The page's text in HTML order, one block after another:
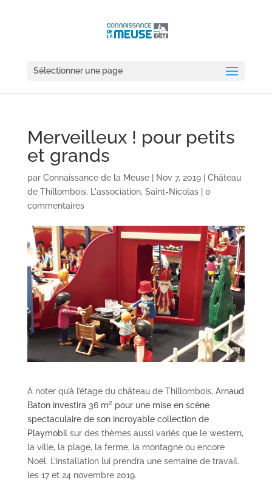
Sélectionner une page
Merveilleux ! pour petits
et grands
par Connaissance de la Meuse| Nov 7, 2019| Château
de Thillombois, L'association, Saint-Nicolas| 0
commentaires
À noter qu’à l’étage du château de Thillombois, Arnaud
Baton investira 36 m² pour une mise en scène
spectaculaire de son incroyable collection de
Playmobilsur des thèmes aussi variés que le western,
la ville, la plage, la ferme, la montagne ou encore
Noël. L’installation lui prendra une semaine de travail.
les 17 et 24 novembre 2019.